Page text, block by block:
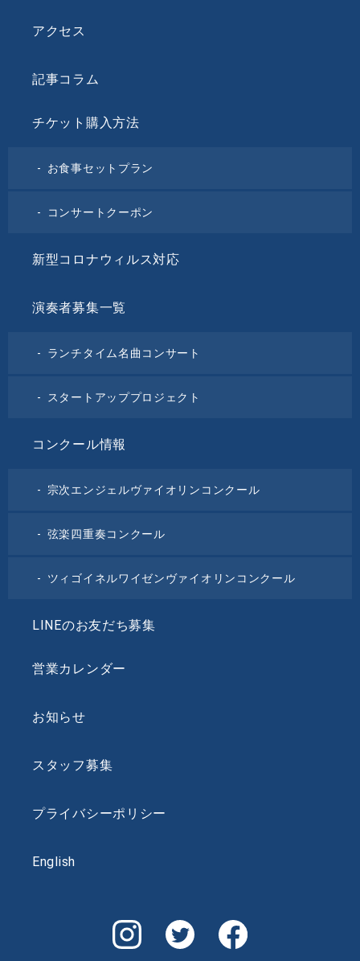
アクセス
記事コラム
チケット購入方法
お食事セットプラン
コンサートクーポン
新型コロナウィルス対応
演奏者募集一覧
ランチタイム名曲コンサート
スタートアッププロジェクト
コンクール情報
宗次エンジェルヴァイオリンコンクール
弦楽四重奏コンクール
ツィゴイネルワイゼンヴァイオリンコンクール
LINEのお友だち募集
営業カレンダー
お知らせ
スタッフ募集
プライバシーポリシー
English